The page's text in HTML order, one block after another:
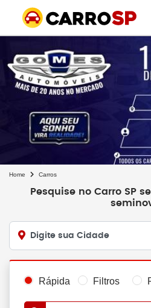
Home Carros
Pesquise no Carro SP
Digite sua Cidade
Rápida Filtros